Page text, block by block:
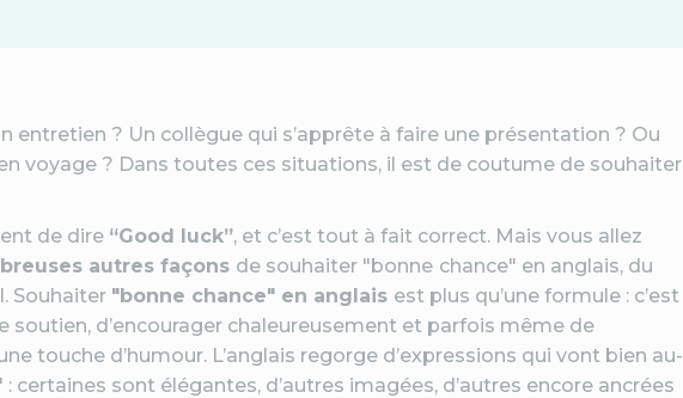
entretien ? Un collègue qui s’apprête à faire une présentation ? Ou
voyage ? Dans toutes ces situations, il est de coutume de souhaiter
de dire “Good luck”, et c’est tout à fait correct. Mais vous allez
autres façons de souhaiter "bonne chance" en anglais, du
Souhaiter "bonne chance" en anglais est plus qu’une formule : c’est
soutien, d’encourager chaleureusement et parfois même de
touche d’humour. L’anglais regorge d’expressions qui vont bien au-
certaines sont élégantes, d’autres imagées, d’autres encore ancrées